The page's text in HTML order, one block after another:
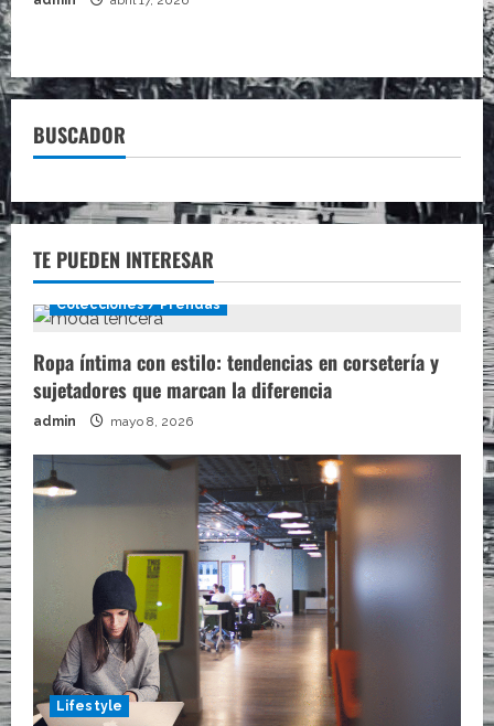
BUSCADOR
TE PUEDEN INTERESAR
Colecciones / Prendas
Ropa íntima con estilo: tendencias en corsetería y
sujetadores que marcan la diferencia
admin mayo 8, 2026
Lifestyle